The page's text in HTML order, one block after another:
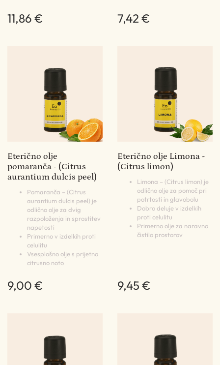
11,86 € 7,42 €
Eterično olje
pomaranča - (Citrus
aurantium dulcis peel)
Pomaranča – (Citrus
aurantium dulcis peel) je
odlično olje za dvig
razpoloženja in sprostitev
napetosti
Primerno v izdelkih proti
celulitu
Vsesplošno olje s prijetno
citrusno noto
9,00 €
Eterično olje Limona -
(Citrus limon)
Limona – (Citrus limon) je
odlično olje za pomoč pri
potrtosti in glavobolu
Dobro deluje v izdelkih
proti celulitu
Primerno olje za naravno
čistilo prostorov
9,45 €